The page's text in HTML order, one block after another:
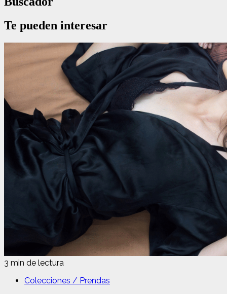
Te pueden interesar
3 min de lectura
Colecciones / Prendas